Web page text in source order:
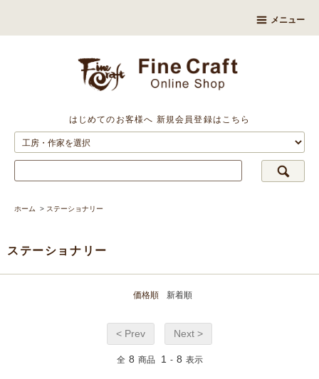
メニュー
はじめてのお客様へ 新規会員登録はこちら
ホーム > ステーショナリー
ステーショナリー
価格順 新着順
< Prev Next >
全 8 商品 1 - 8 表示